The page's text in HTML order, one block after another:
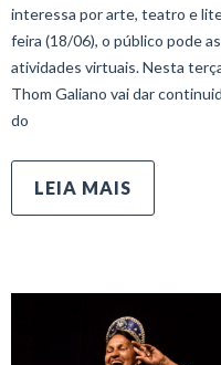
interessa por arte, teatro e
feira (18/06), o público pode
atividades virtuais. Nesta
Thom Galiano vai dar
do
LEIA MAIS